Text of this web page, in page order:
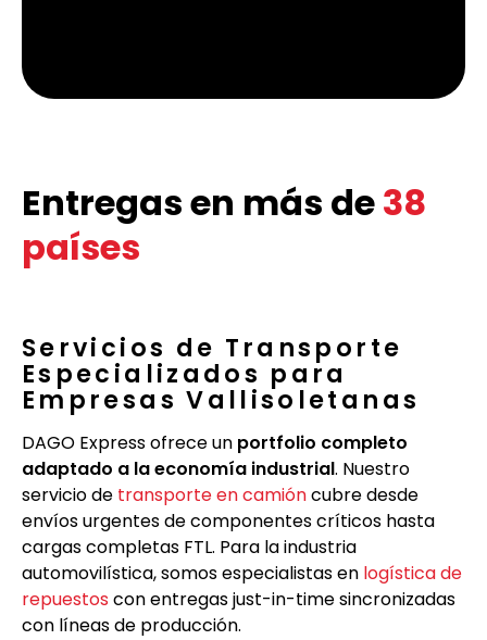
Entregas en más de38
países
Servicios de Transporte
Especializados para
Empresas Vallisoletanas
DAGO Express ofrece un portfolio completo
adaptado a la economía industrial. Nuestro
servicio de transporte en camióncubre desde
envíos urgentes de componentes críticos hasta
cargas completas FTL. Para la industria
automovilística, somos especialistas en logística de
repuestos con entregas just-in-time sincronizadas
con líneas de producción.